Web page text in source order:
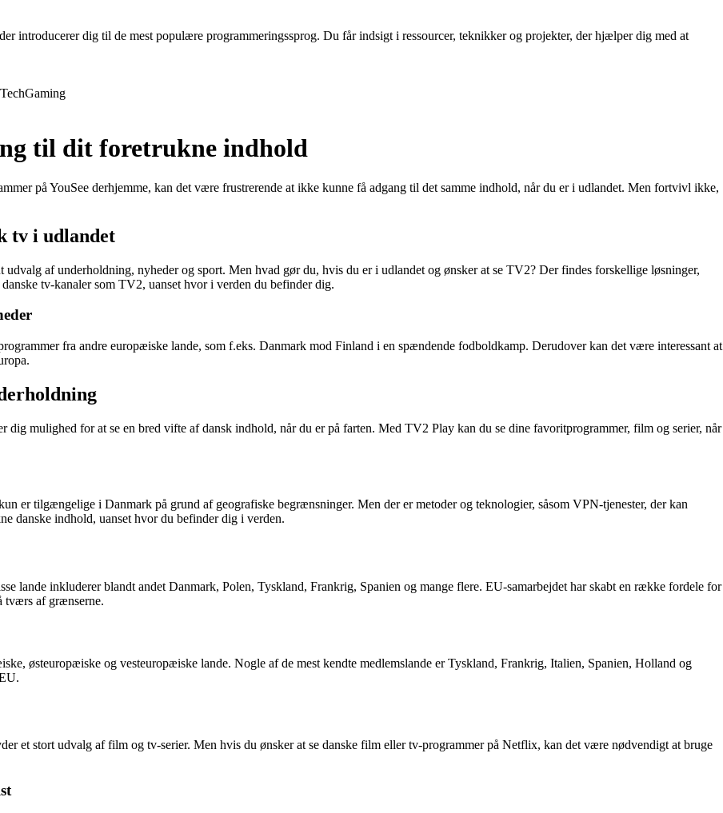
introducerer dig til de mest populære programmeringssprog. Du får indsigt i ressourcer, teknikker og projekter, der hjælper dig med at
TechGaming
til dit foretrukne indhold
på YouSee derhjemme, kan det være frustrerende at ikke kunne få adgang til det samme indhold, når du er i udlandet. Men fortvivl ikke,
tv i udlandet
af underholdning, nyheder og sport. Men hvad gør du, hvis du er i udlandet og ønsker at se TV2? Der findes forskellige løsninger,
tv-kanaler som TV2, uanset hvor i verden du befinder dig.
fra andre europæiske lande, som f.eks. Danmark mod Finland i en spændende fodboldkamp. Derudover kan det være interessant at
dig mulighed for at se en bred vifte af dansk indhold, når du er på farten. Med TV2 Play kan du se dine favoritprogrammer, film og serier, når
er tilgængelige i Danmark på grund af geografiske begrænsninger. Men der er metoder og teknologier, såsom VPN-tjenester, der kan
danske indhold, uanset hvor du befinder dig i verden.
lande inkluderer blandt andet Danmark, Polen, Tyskland, Frankrig, Spanien og mange flere. EU-samarbejdet har skabt en række fordele for
tværs af grænserne.
østeuropæiske og vesteuropæiske lande. Nogle af de mest kendte medlemslande er Tyskland, Frankrig, Italien, Spanien, Holland og
et stort udvalg af film og tv-serier. Men hvis du ønsker at se danske film eller tv-programmer på Netflix, kan det være nødvendigt at bruge